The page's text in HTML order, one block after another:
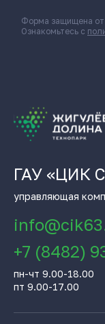
Форма защищена от
Ознакомьтесь с
ГАУ «ЦИК
управляющая
+7 (8482)
пн-чт 9.00-18.00
пт 9.00-17.00